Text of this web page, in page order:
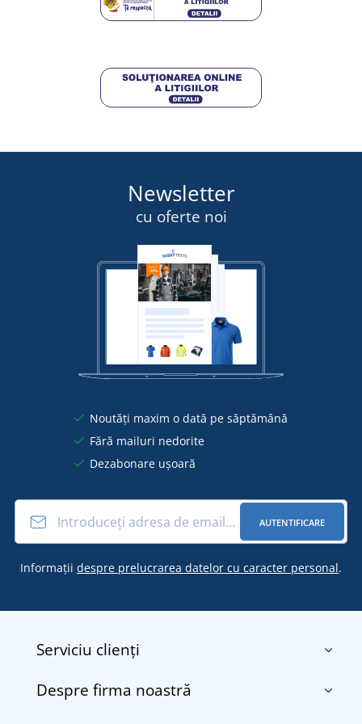
173,75 lei
Newsletter
cu oferte noi
Noutăți maxim o dată pe săptămână
Fără mailuri nedorite
Dezabonare ușoară
AUTENTIFICARE
Informații despre prelucrarea datelor cu caracter personal.
Serviciu clienți
Contact
Despre firma noastră